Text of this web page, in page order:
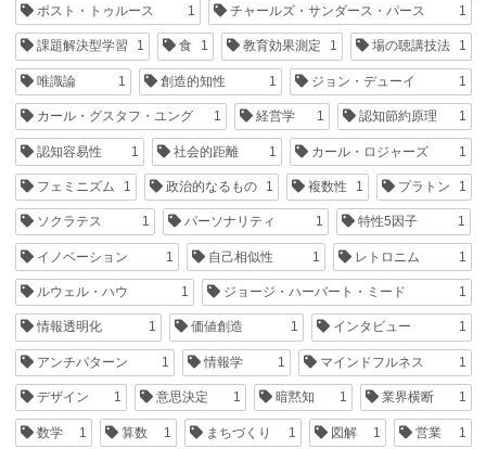
ポスト・トゥルース 1 チャールズ・サンダース・パース 1
課題解決型学習 1 食 1 教育効果測定 1 場の聴講技法 1
唯識論 1 創造的知性 1 ジョン・デューイ 1
カール・グスタフ・ユング 1 経営学 1 認知節約原理 1
認知容易性 1 社会的距離 1 カール・ロジャーズ 1
フェミニズム 1 政治的なるもの 1 複数性 1 プラトン 1
ソクラテス 1 パーソナリティ 1 特性5因子 1
イノベーション 1 自己相似性 1 レトロニム 1
ルウェル・ハウ 1 ジョージ・ハーバート・ミード 1
情報透明化 1 価値創造 1 インタビュー 1
アンチパターン 1 情報学 1 マインドフルネス 1
デザイン 1 意思決定 1 暗黙知 1 業界横断 1
数学 1 算数 1 まちづくり 1 図解 1 営業 1